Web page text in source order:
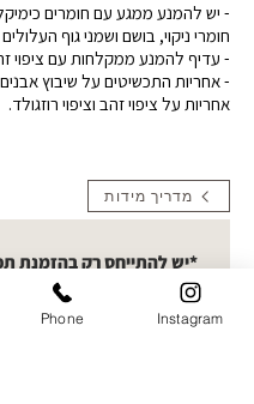
- יש להמנע ממגע עם חומרים
חומרי ניקוי, בושם ושמני גוף
- עדיף להמנע ממקלחות עם ציפוי
- אחריות התכשיטים על שיבוץ
אחריות על ציפוי זהב וציפוי רוזגולד.
מדריך מידות
*יש להתייחס רק בהזמנת
תמונה העלאת תמונות-
חריטות תמונה בחרו תמונה
Phone Instagram